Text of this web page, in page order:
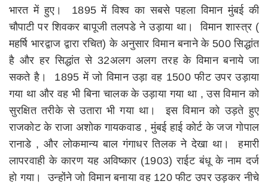
भारत में हुए। 1895 में विश्व का सबसे पहला विमान मुंबई की
चौपाटी पर शिवकर बापूजी तलपडे ने उड़ाया था। विमान शास्त्र (
महर्षि भारद्वाज द्वारा रचित) के अनुसार विमान बनाने के 500 सिद्धांत
है और हर सिद्धांत से 32अलग अलग तरह के विमान बनाये जा
सकते है। 1895 में जो विमान उड़ा वह 1500 फीट उपर उड़ाया
गया था और वह भी बिना चालक के उड़ाया गया था , उस विमान को
सुरक्षित तरीके से उतारा भी गया था। इस विमान को उड़ते हुए
राजकोट के राजा अशोक गायकवाड , मुंबई हाई कोर्ट के जज गोपाल
रानाडे , और लोकमान्य बाल गंगाधर तिलक ने देखा था। हमारी
लापरवाही के कारण यह अविष्कार (1903) राईट बंधू के नाम दर्ज
हो गया। उन्होंने जो विमान बनाया वह 120 फीट उपर उड़कर नीचे